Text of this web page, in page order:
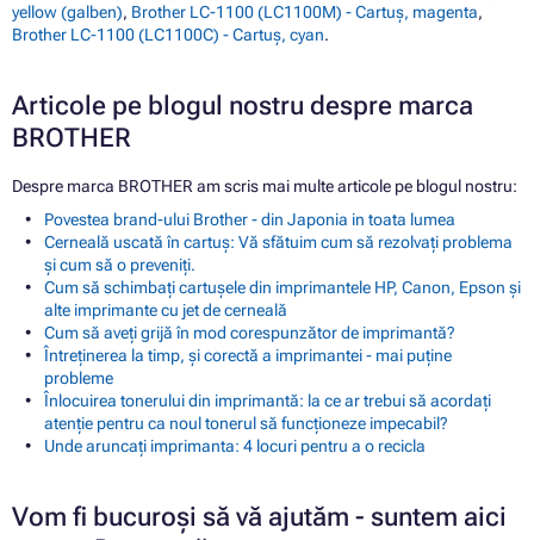
yellow (galben), Brother LC-1100 (LC1100M) - Cartuș, magenta,
Brother LC-1100 (LC1100C) - Cartuș, cyan.
Articole pe blogul nostru despre marca
BROTHER
Despre marca BROTHER am scris mai multe articole pe blogul nostru:
Povestea brand-ului Brother - din Japonia in toata lumea
Cerneală uscată în cartuș: Vă sfătuim cum să rezolvați problema
și cum să o preveniți.
Cum să schimbați cartușele din imprimantele HP, Canon, Epson și
alte imprimante cu jet de cerneală
Cum să aveți grijă în mod corespunzător de imprimantă?
Întreținerea la timp, și corectă a imprimantei - mai puține
probleme
Înlocuirea tonerului din imprimantă: la ce ar trebui să acordați
atenție pentru ca noul tonerul să funcționeze impecabil?
Unde aruncați imprimanta: 4 locuri pentru a o recicla
Vom fi bucuroși să vă ajutăm - suntem aici